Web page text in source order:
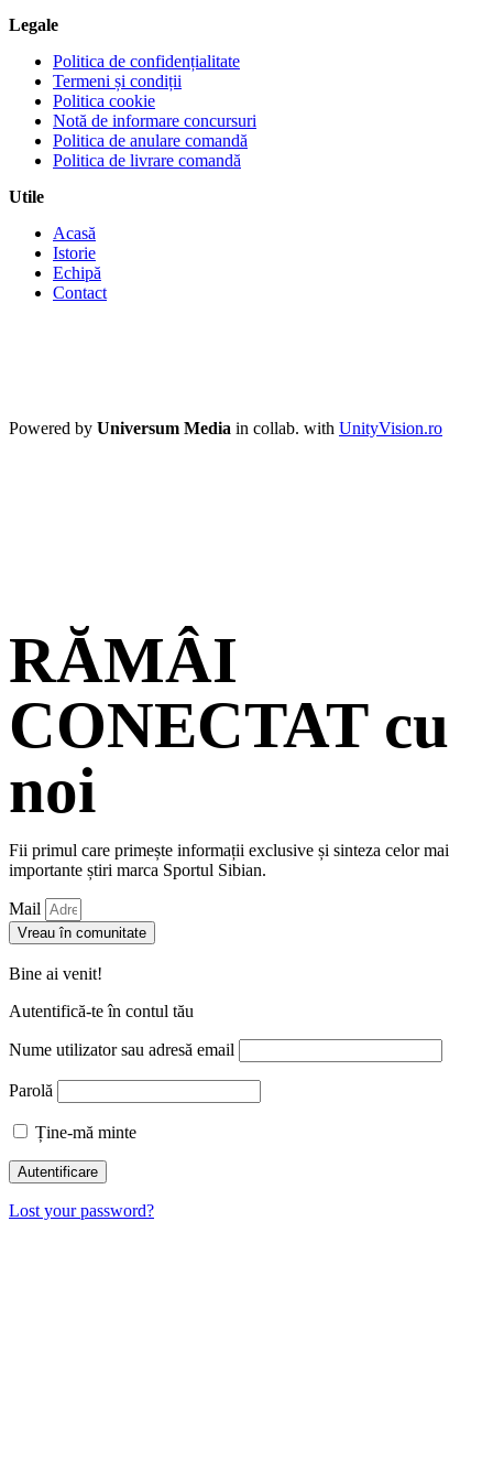
Legale
Politica de confidențialitate
Termeni și condiții
Politica cookie
Notă de informare concursuri
Politica de anulare comandă
Politica de livrare comandă
Utile
Acasă
Istorie
Echipă
Contact
Powered by Universum Media in collab. with UnityVision.ro
RĂMÂI
CONECTAT cu
noi
Fii primul care primește informații exclusive și sinteza celor mai
importante știri marca Sportul Sibian.
Mail
Vreau în comunitate
Bine ai venit!
Autentifică-te în contul tău
Nume utilizator sau adresă email
Parolă
Ține-mă minte
Lost your password?